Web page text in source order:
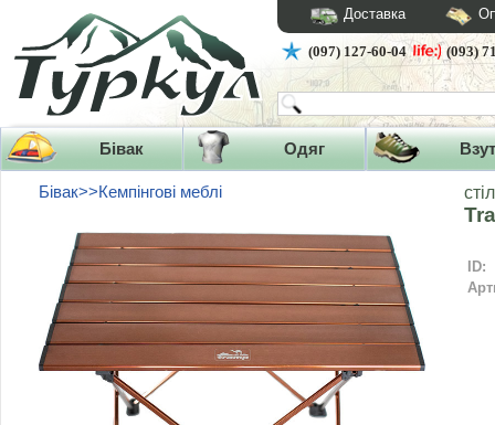
Доставка
(097) 127-60-04 (093)
Бівак Одяг
Бівак>>Кемпінгові меблі стіл
ID: